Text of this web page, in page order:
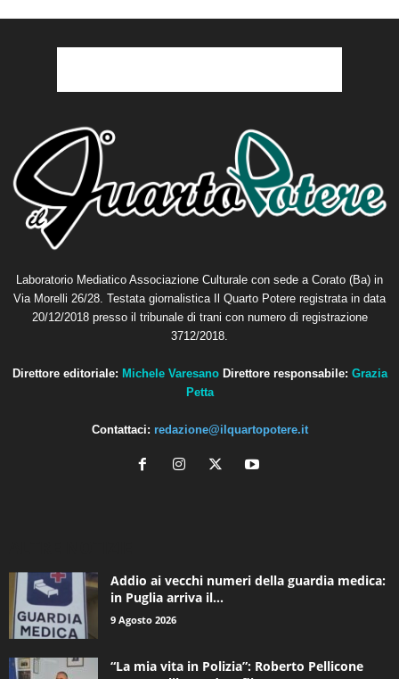
Laboratorio Mediatico Associazione Culturale con sede a Corato (Ba) in
Via Morelli 26/28. Testata giornalistica Il Quarto Potere registrata in data
20/12/2018 presso il tribunale di trani con numero di registrazione
3712/2018.
Direttore editoriale: Michele Varesano Direttore responsabile: Grazia
Petta
Contattaci: redazione@ilquartopotere.it
Addio ai vecchi numeri della guardia medica:
in Puglia arriva il...
9 Agosto 2026
“La mia vita in Polizia”: Roberto Pellicone